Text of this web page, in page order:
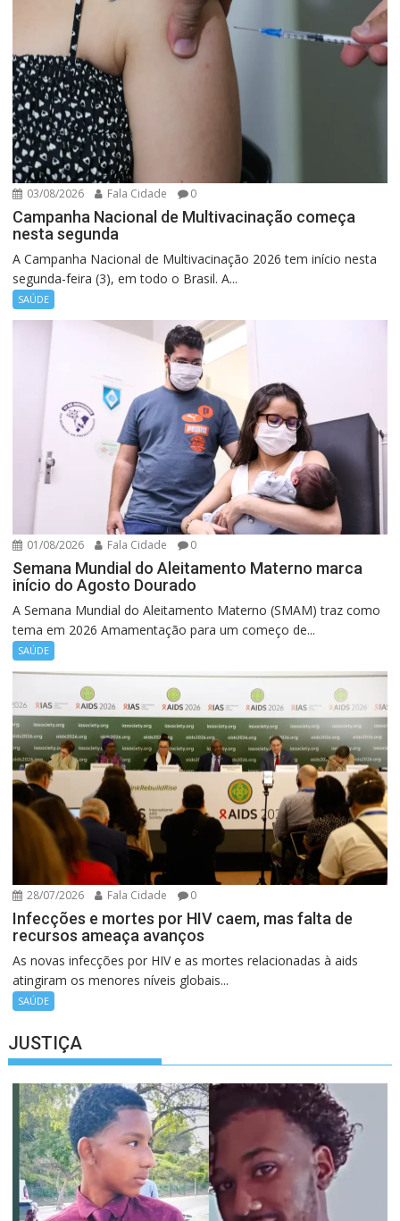
03/08/2026 Fala Cidade 0
Campanha Nacional de Multivacinação começa
nesta segunda
A Campanha Nacional de Multivacinação 2026 tem início nesta
segunda-feira (3), em todo o Brasil. A...
SAÚDE
01/08/2026 Fala Cidade 0
Semana Mundial do Aleitamento Materno marca
início do Agosto Dourado
A Semana Mundial do Aleitamento Materno (SMAM) traz como
tema em 2026 Amamentação para um começo de...
SAÚDE
28/07/2026 Fala Cidade 0
Infecções e mortes por HIV caem, mas falta de
recursos ameaça avanços
As novas infecções por HIV e as mortes relacionadas à aids
atingiram os menores níveis globais...
SAÚDE
JUSTIÇA